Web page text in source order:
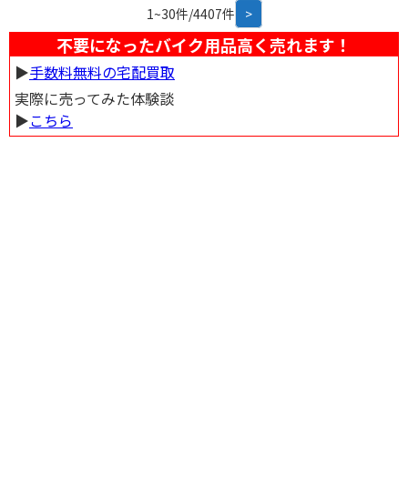
1~30件/4407件 >
不要になったバイク用品高く売れます！
▶︎手数料無料の宅配買取
実際に売ってみた体験談
▶︎こちら